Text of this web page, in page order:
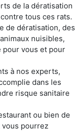
de la dératisation
tous ces rats.
de dératisation, des
nuisibles,
pour vous et pour
à nos experts,
dans les
risque sanitaire
ou bien de
pourrez